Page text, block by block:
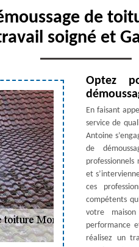
de
soigné et
Optez
En faisant
service de
Antoine
de
et
ces
compétents
votre
performance
réalisez un